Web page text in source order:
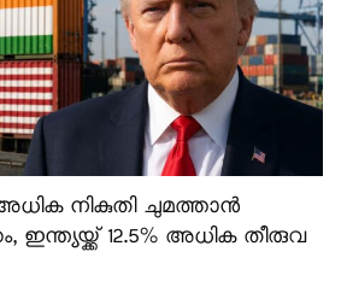
നികുതി ചുമത്താൻ
ഇന്ത്യയ്ക്ക് 12.5% അധിക തീരുവ